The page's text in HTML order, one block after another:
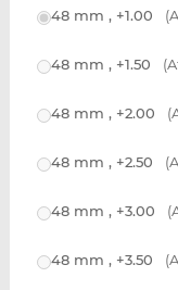
48 mm , +1.00
48 mm , +1.50
48 mm , +2.00
48 mm , +2.50
48 mm , +3.00
48 mm , +3.50